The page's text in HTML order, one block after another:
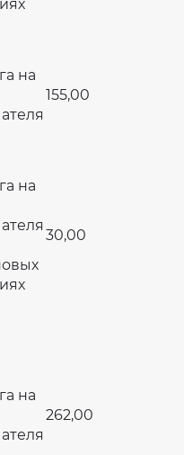
на
155,00
на
30,00
на
262,00